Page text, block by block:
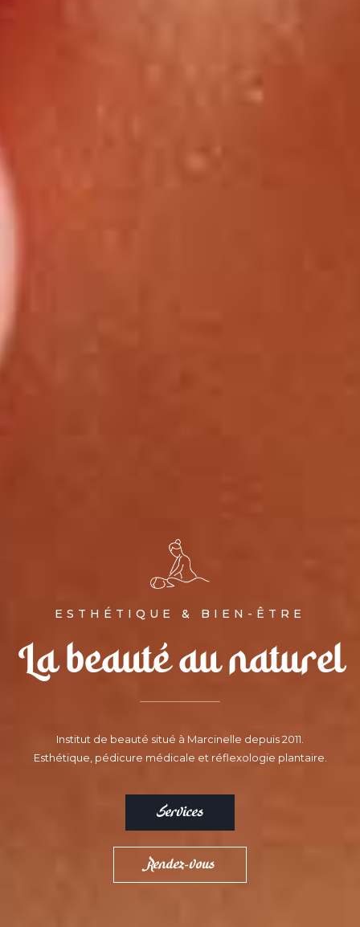
ESTHÉTIQUE & BIEN-ÊTRE
La beauté au naturel
Institut de beauté situé à Marcinelle depuis 2011.
Esthétique, pédicure médicale et réflexologie plantaire.
Services
Rendez-vous